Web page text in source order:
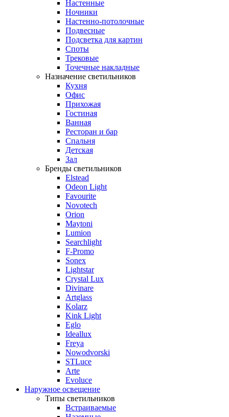
Настенные
Ночники
Настенно-потолочные
Подвесные
Подсветка для картин
Споты
Трековые
Точечные накладные
Назначение светильников
Кухня
Офис
Прихожая
Гостиная
Ванная
Ресторан и бар
Спальня
Детская
Зал
Бренды светильников
Elstead
Odeon Light
Favourite
Novotech
Orion
Maytoni
Lumion
Searchlight
F-Promo
Sonex
Lightstar
Crystal Lux
Divinare
Artglass
Kolarz
Kink Light
Eglo
Ideallux
Freya
Nowodvorski
STLuce
Arte
Evoluce
Наружное освещение
Типы светильников
Встраиваемые